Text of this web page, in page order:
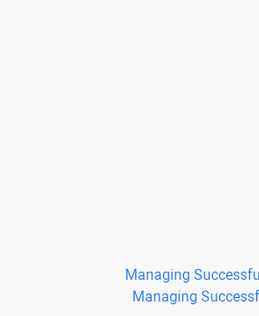
Managing
Managing